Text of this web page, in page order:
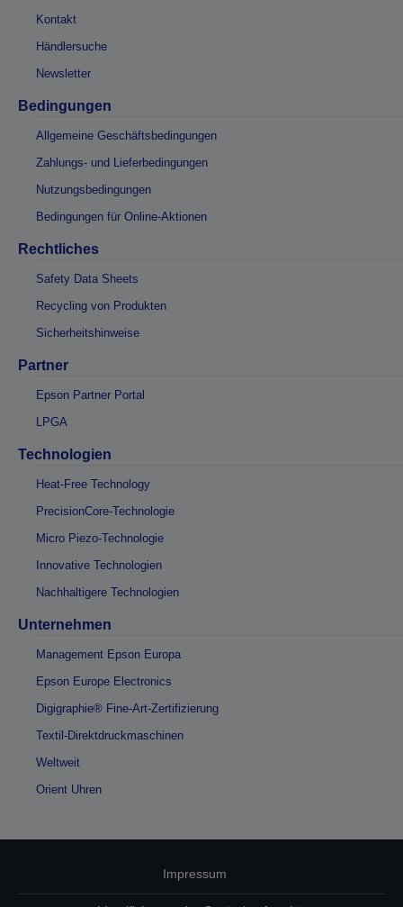
Kontakt
Händlersuche
Newsletter
Bedingungen
Allgemeine Geschäftsbedingungen
Zahlungs- und Lieferbedingungen
Nutzungsbedingungen
Bedingungen für Online-Aktionen
Rechtliches
Safety Data Sheets
Recycling von Produkten
Sicherheitshinweise
Partner
Epson Partner Portal
LPGA
Technologien
Heat-Free Technology
PrecisionCore-Technologie
Micro Piezo-Technologie
Innovative Technologien
Nachhaltigere Technologien
Unternehmen
Management Epson Europa
Epson Europe Electronics
Digigraphie® Fine-Art-Zertifizierung
Textil-Direktdruckmaschinen
Weltweit
Orient Uhren
Impressum